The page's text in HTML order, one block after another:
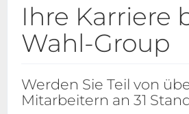
Ihre Karriere
Wahl-Group
Werden Sie Teil von
Mitarbeitern an 31